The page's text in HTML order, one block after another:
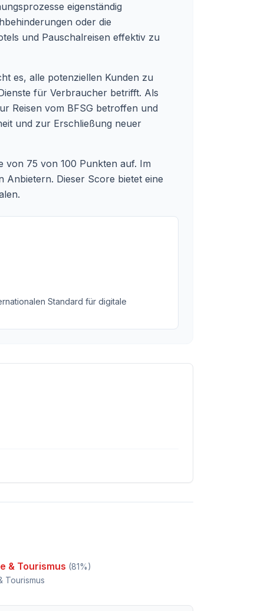
eigenständig
oder die
und Pauschalreisen effektiv zu
es, alle potenziellen Kunden zu
für Verbraucher betrifft. Als
Reisen vom BFSG betroffen und
und zur Erschließung neuer
von 75 von 100 Punkten auf. Im
Dieser Score bietet eine
Standard für digitale
& Tourismus (81%)
Tourismus